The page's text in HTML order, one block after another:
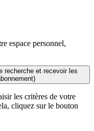
espace personnel,
recherche et recevoir les
les critères de votre
cliquez sur le bouton